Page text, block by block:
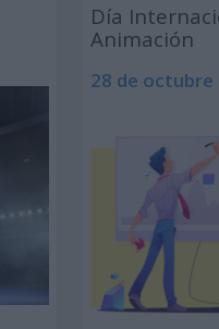
Día
Animación
28 de octubre